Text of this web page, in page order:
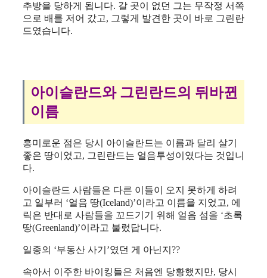
추방을 당하게 됩니다. 갈 곳이 없던 그는 무작정 서쪽
으로 배를 저어 갔고, 그렇게 발견한 곳이 바로 그린란
드였습니다.
아이슬란드와 그린란드의 뒤바뀐
이름
흥미로운 점은 당시 아이슬란드는 이름과 달리 살기
좋은 땅이었고, 그린란드는 얼음투성이였다는 것입니
다.
아이슬란드 사람들은 다른 이들이 오지 못하게 하려
고 일부러 ‘얼음 땅(Iceland)’이라고 이름을 지었고, 에
릭은 반대로 사람들을 꼬드기기 위해 얼음 섬을 ‘초록
땅(Greenland)’이라고 불렀답니다.
일종의 ‘부동산 사기’였던 게 아닌지??
속아서 이주한 바이킹들은 처음엔 당황했지만, 당시